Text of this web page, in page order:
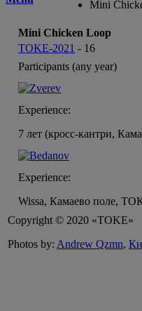
Mini
Mini Сhicken Loop
TOKE-2021 - 16
Participants (any year)
Experience:
7 лет (кросс-кантри,
Experience:
Wissa, Камаево поле,
Copyright © 2020 «TOKE»
Photos by: Andrew Qzmn,